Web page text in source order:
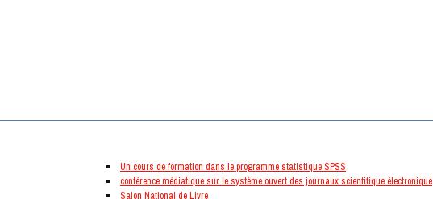
Un cours de formation dans le programme statistique SPSS
conférence médiatique sur le système ouvert des journaux scientifique électronique
Salon National de Livre